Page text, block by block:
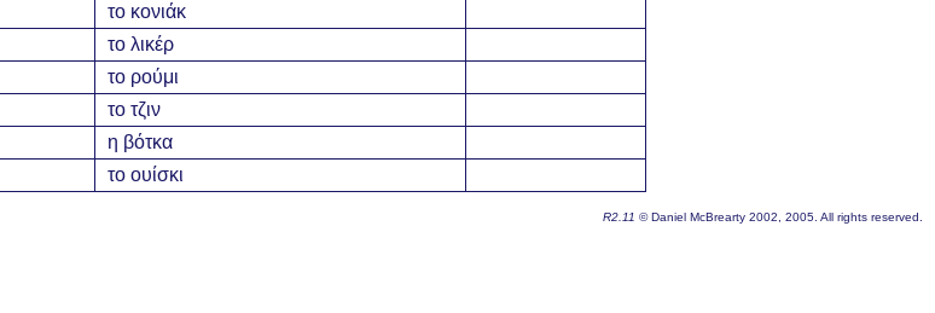
το κονιάκ
το λικέρ
το ρούμι
το τζιν
η βότκα
το ουίσκι
R2.11 © Daniel McBrearty 2002, 2005. All rights reserved.